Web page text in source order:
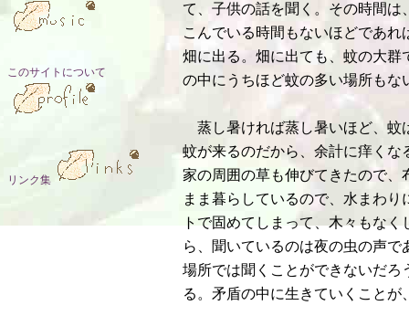
このサイトについて
リンク集
て、子供の話を聞く。その時間
こんでいる時間もないほどであ
畑に出る。畑に出ても、蚊の大
の中にうちほど蚊の多い場所もな
蒸し暑ければ蒸し暑いほど、蚊
蚊が来るのだから、余計に痒く
家の周囲の草も伸びてきたので
まま暮らしているので、水まわ
トで固めてしまって、木々もな
ら、聞いているのは夜の虫の声
場所では聞くことができないだ
る。矛盾の中に生きていくこと